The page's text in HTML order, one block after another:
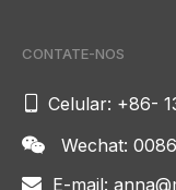
CONTATE-NOS
 Celular: +86-
 Wechat:
 E-mail: